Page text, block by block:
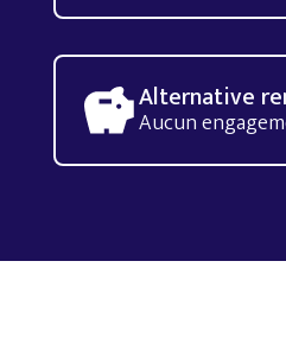
Alternative
Aucun